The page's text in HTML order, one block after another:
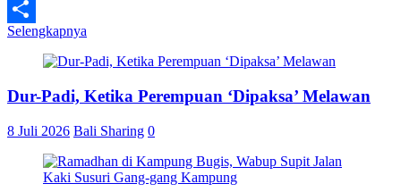
Line
Share
Selengkapnya
Dur-Padi, Ketika Perempuan ‘Dipaksa’ Melawan
8 Juli 2026 Bali Sharing 0